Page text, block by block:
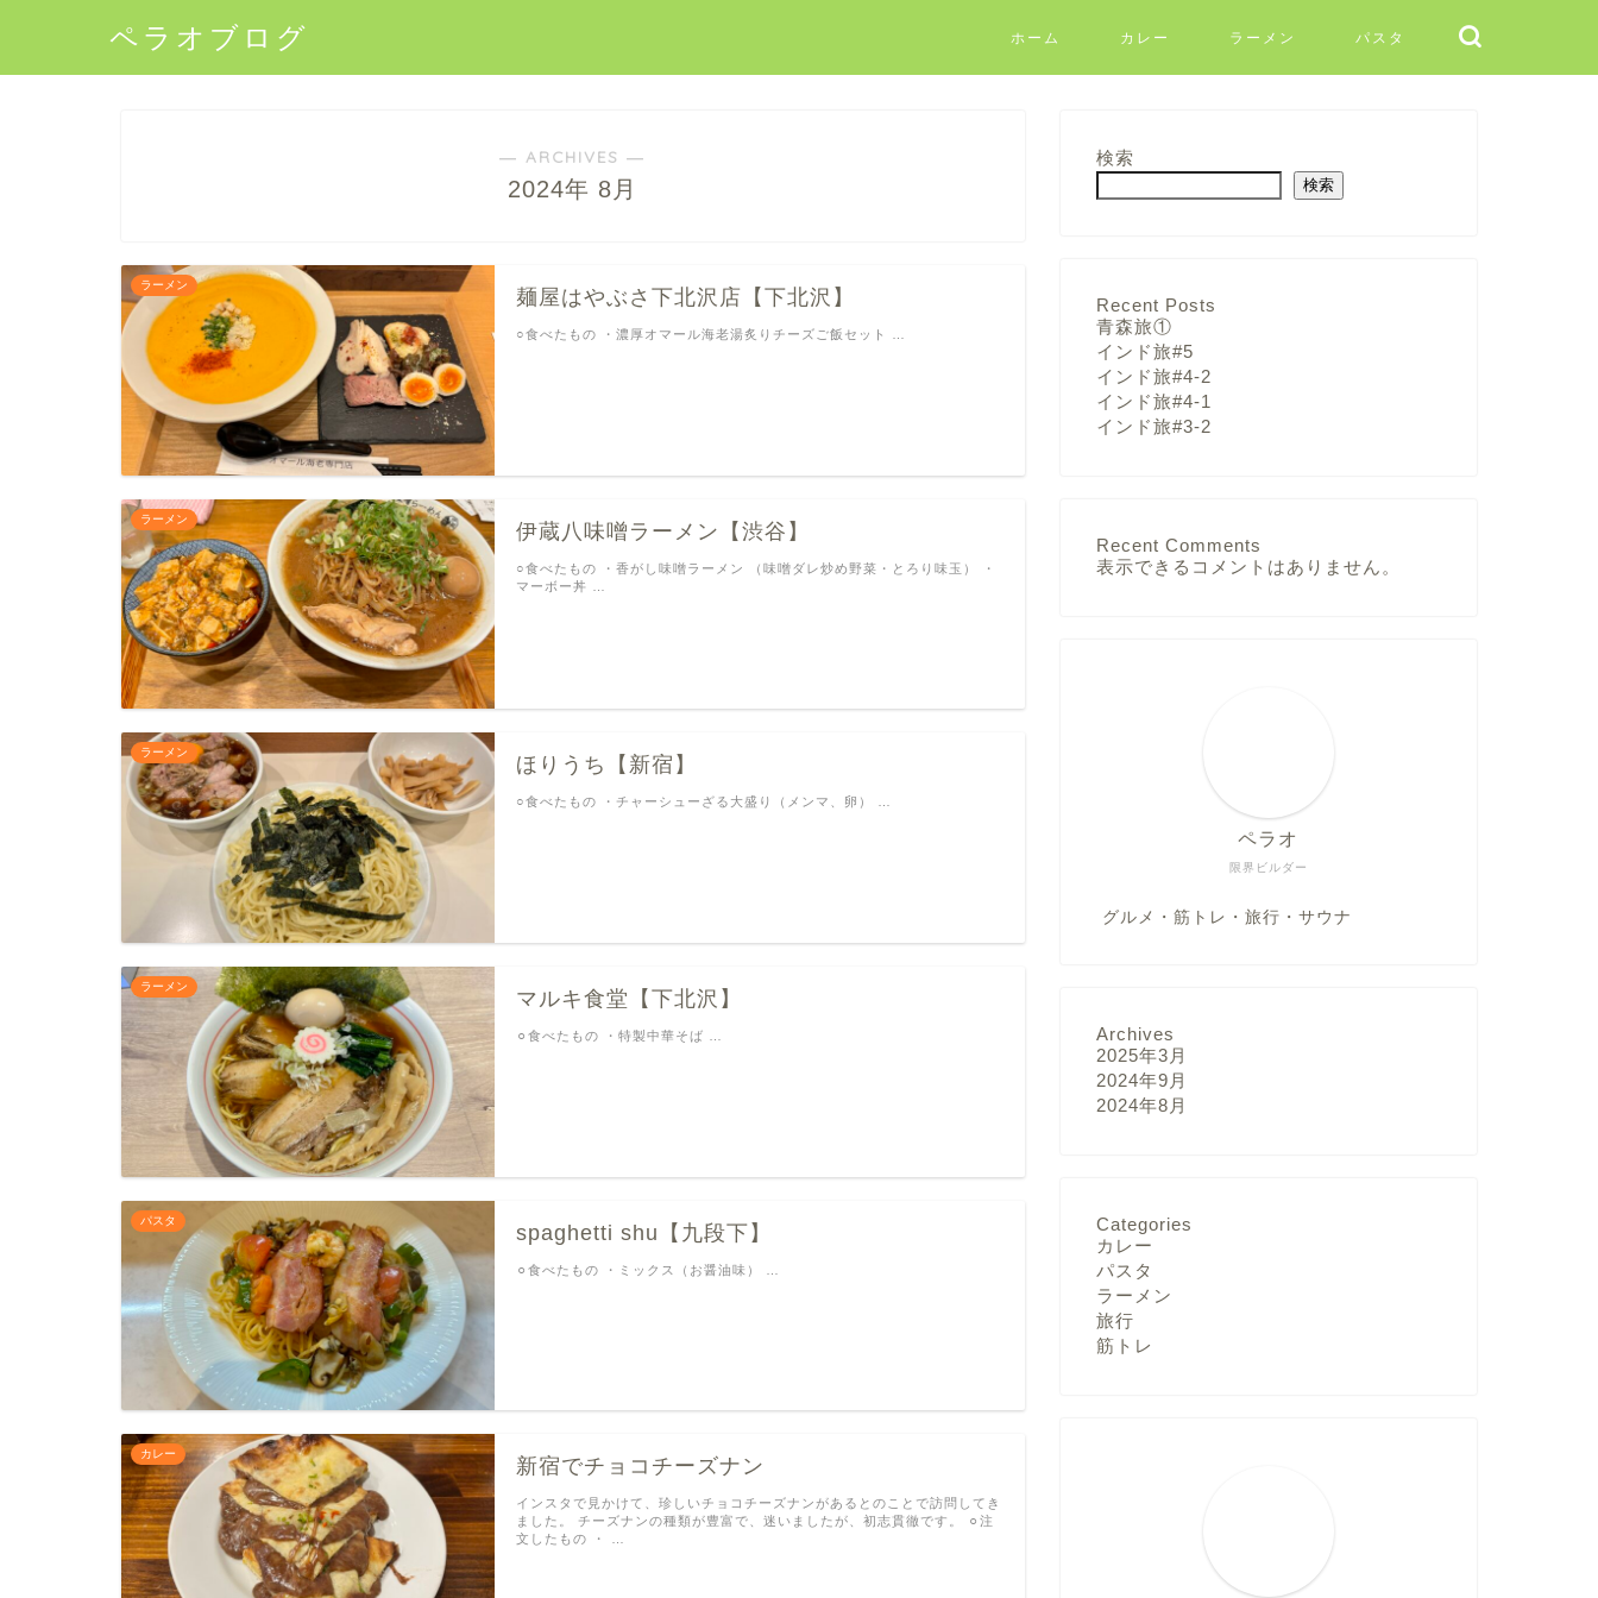
ペラオブログ ホーム カレー ラーメン パスタ
― ARCHIVES ―
2024年 8月
ラーメン
麺屋はやぶさ下北沢店【下北沢】
○食べたもの ・濃厚オマール海老湯炙りチーズご飯セット …
ラーメン
伊蔵八味噌ラーメン【渋谷】
○食べたもの ・香がし味噌ラーメン （味噌ダレ炒め野菜・とろり味玉） ・
マーボー丼 …
ラーメン
ほりうち【新宿】
○食べたもの ・チャーシューざる大盛り（メンマ、卵） …
ラーメン
マルキ食堂【下北沢】
⚪︎食べたもの ・特製中華そば …
パスタ
spaghetti shu【九段下】
⚪︎食べたもの ・ミックス（お醤油味） …
カレー
新宿でチョコチーズナン
インスタで見かけて、珍しいチョコチーズナンがあるとのことで訪問してき
ました。 チーズナンの種類が豊富で、迷いましたが、初志貫徹です。 ⚪︎注
文したもの ・ …
検索
検索
Recent Posts
青森旅①
インド旅#5
インド旅#4-2
インド旅#4-1
インド旅#3-2
Recent Comments
表示できるコメントはありません。
限界ビルダー
ペラオ
グルメ・筋トレ・旅行・サウナ
Archives
2025年3月
2024年9月
2024年8月
Categories
カレー
パスタ
ラーメン
旅行
筋トレ